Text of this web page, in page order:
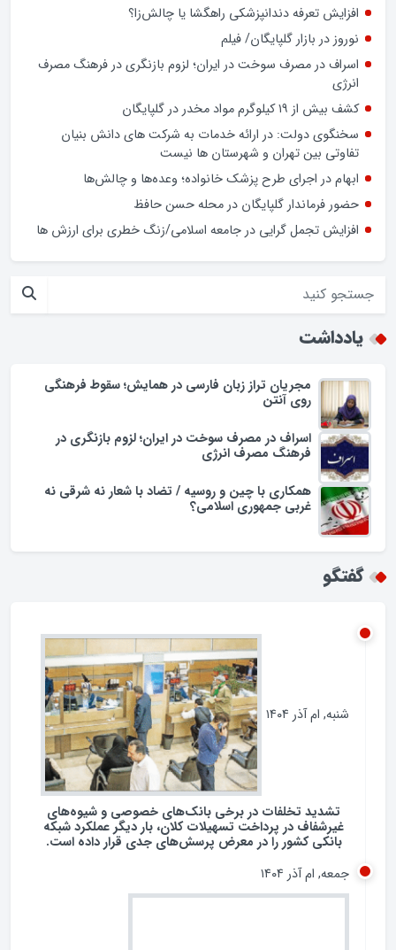
افزایش تعرفه دندانپزشکی راهگشا یا چالش‌زا؟
نوروز در بازار گلپایگان/ فیلم
اسراف در مصرف سوخت در ایران؛ لزوم بازنگری در فرهنگ مصرف
انرژی
کشف بیش از ۱۹ کیلوگرم مواد مخدر در گلپایگان
سخنگوی دولت: در ارائه خدمات به شرکت های دانش بنیان
تفاوتی بین تهران و شهرستان ها نیست
ابهام در اجرای طرح پزشک خانواده؛ وعده‌ها و چالش‌ها
حضور فرماندار گلپایگان در محله حسن حافظ
افزایش تجمل گرایی در جامعه اسلامی/زنگ خطری برای ارزش ها
یادداشت
مجریان تراز زبان فارسی در همایش؛ سقوط فرهنگی
روی آنتن
اسراف در مصرف سوخت در ایران؛ لزوم بازنگری در
فرهنگ مصرف انرژی
همکاری با چین و روسیه / تضاد با شعار نه شرقی نه
غربی جمهوری اسلامی؟
گفتگو
شنبه, ام آذر ۱۴۰۴
تشدید تخلفات در برخی بانک‌های خصوصی و شیوه‌های
غیرشفاف در پرداخت تسهیلات کلان، بار دیگر عملکرد شبکه
بانکی کشور را در معرض پرسش‌های جدی قرار داده است.
جمعه, ام آذر ۱۴۰۴